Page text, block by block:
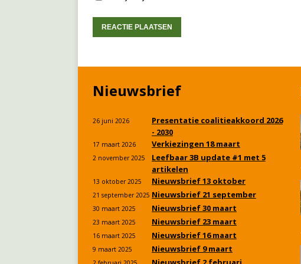
Nieuwsbrief
26 juni 2026
Presentatie coalitieakkoord 2026
- 2030
17 maart 2026 Verkiezingen 18 maart
2 november 2025
Leefbaar 3B update #1 met 5
artikelen
13 oktober 2025 Nieuwsbrief 13 oktober
21 september 2025 Nieuwsbrief 21 september
30 maart 2025 Nieuwsbrief 30 maart
23 maart 2025 Nieuwsbrief 23 maart
16 maart 2025 Nieuwsbrief 16 maart
9 maart 2025 Nieuwsbrief 9 maart